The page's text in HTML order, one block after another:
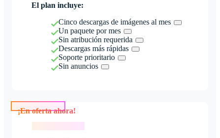
El plan incluye:
Cinco descargas de imágenes al mes
Un paquete por mes
Sin atribución requerida
Descargas más rápidas
Soporte prioritario
Sin anuncios